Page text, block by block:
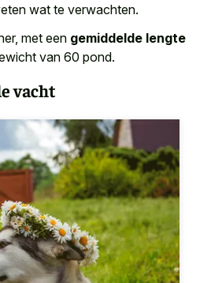
wat te verwachten.
met een gemiddelde lengte
van 60 pond.
vacht